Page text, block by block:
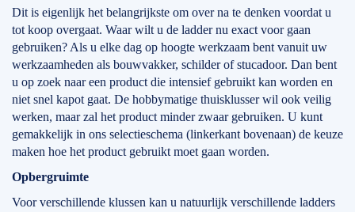
Dit is eigenlijk het belangrijkste om over na te denken voordat u
tot koop overgaat. Waar wilt u de ladder nu exact voor gaan
gebruiken? Als u elke dag op hoogte werkzaam bent vanuit uw
werkzaamheden als bouwvakker, schilder of stucadoor. Dan bent
u op zoek naar een product die intensief gebruikt kan worden en
niet snel kapot gaat. De hobbymatige thuisklusser wil ook veilig
werken, maar zal het product minder zwaar gebruiken. U kunt
gemakkelijk in ons selectieschema (linkerkant bovenaan) de keuze
maken hoe het product gebruikt moet gaan worden.
Opbergruimte
Voor verschillende klussen kan u natuurlijk verschillende ladders